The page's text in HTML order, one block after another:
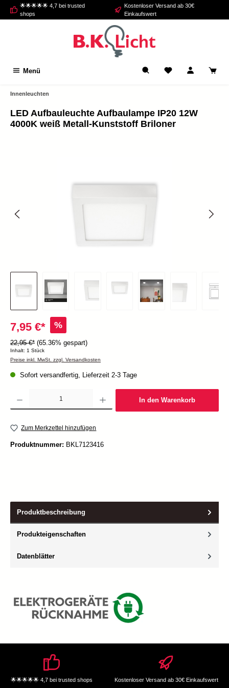
springen
🌟🌟🌟🌟🌟 4,7 bei trusted
shops
Kostenloser Versand ab 30€
Einkaufswert
Menü
Innenleuchten
LED Aufbauleuchte Aufbaulampe IP20 12W
4000K weiß Metall-Kunststoff Briloner
7,95 €* %
22,95 €* (65.36% gespart)
Inhalt: 1 Stück
Preise inkl. MwSt. zzgl. Versandkosten
Sofort versandfertig, Lieferzeit 2-3 Tage
Produkt Anzahl: Gib den gewünschten Wert ein oder benutze die Schaltflächen um die
In den Warenkorb
Zum Merkzettel hinzufügen
Produktnummer: BKL7123416
Produktbeschreibung
Produkteigenschaften
Datenblätter
🌟🌟🌟🌟🌟 4,7 bei trusted shops Kostenloser Versand ab 30€ Einkaufswert